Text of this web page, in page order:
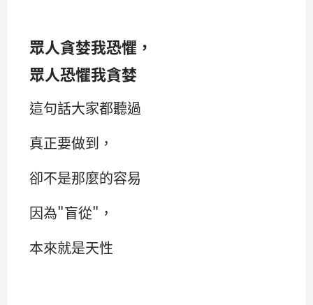
眾人貪婪我恐懼，
眾人恐懼我貪婪
這句話大家都聽過
真正要做到，
卻不是那麼的容易
因為"盲從"，
本來就是天性